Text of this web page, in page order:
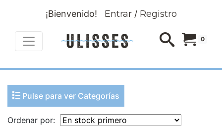
¡Bienvenido! Entrar/ Registro
0
Pulse para ver Categorías
Ordenar por: